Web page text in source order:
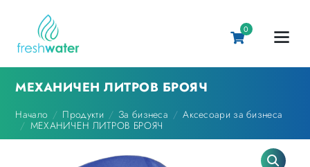
0
МЕХАНИЧЕН ЛИТРОВ БРОЯЧ
Начало Продукти За бизнеса
Аксесоари за бизнеса
МЕХАНИЧЕН ЛИТРОВ БРОЯЧ